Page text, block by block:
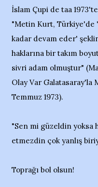
İslam Çupi de taa
"Metin Kurt, Türkiye'de
kadar devam eder'
haklarına bir takım
sivri adam olmuştur"
Olay Var Galatasaray'la
Temmuz 1973).
"Sen mi güzeldin yoksa
etmezdin çok yanlış
Toprağı bol olsun!